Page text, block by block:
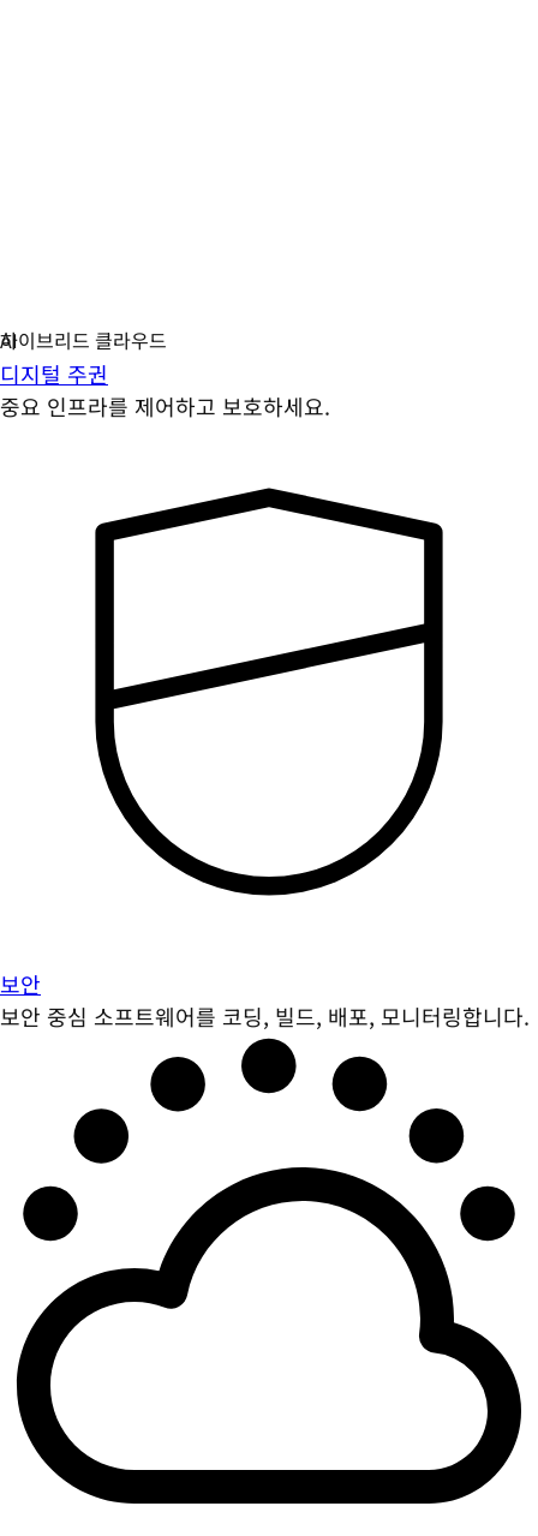
디지털 주권
중요 인프라를 제어하고 보호하세요.
보안
보안 중심 소프트웨어를 코딩, 빌드, 배포, 모니터링합니다.